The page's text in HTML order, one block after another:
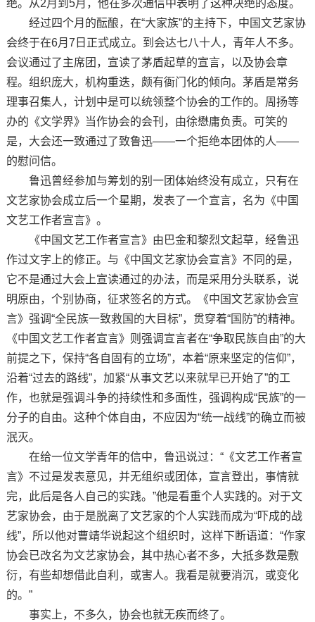
绝。从2月到5月，他在多次通信中表明了这种决绝的态度。
经过四个月的酝酿，在“大家族”的主持下，中国文艺家协
会终于在6月7日正式成立。到会达七八十人，青年人不多。
会议通过了主席团，宣读了茅盾起草的宣言，以及协会章
程。组织庞大，机构重迭，颇有衙门化的倾向。茅盾是常务
理事召集人，计划中是可以统领整个协会的工作的。周扬等
办的《文学界》当作协会的会刊，由徐懋庸负责。可笑的
是，大会还一致通过了致鲁迅——一个拒绝本团体的人——
的慰问信。
鲁迅曾经参加与筹划的别一团体始终没有成立，只有在
文艺家协会成立后一个星期，发表了一个宣言，名为《中国
文艺工作者宣言》。
《中国文艺工作者宣言》由巴金和黎烈文起草，经鲁迅
作过文字上的修正。与《中国文艺家协会宣言》不同的是，
它不是通过大会上宣读通过的办法，而是采用分头联系，说
明原由，个别协商，征求签名的方式。《中国文艺家协会宣
言》强调“全民族一致救国的大目标”，贯穿着“国防”的精神。
《中国文艺工作者宣言》则强调宣言者在“争取民族自由”的大
前提之下，保持“各自固有的立场”，本着“原来坚定的信仰”，
沿着“过去的路线”，加紧“从事文艺以来就早已开始了”的工
作，也就是强调斗争的持续性和多面性，强调构成“民族”的一
分子的自由。这种个体自由，不应因为“统一战线”的确立而被
泯灭。
在给一位文学青年的信中，鲁迅说过：“《文艺工作者宣
言》不过是发表意见，并无组织或团体，宣言登出，事情就
完，此后是各人自己的实践。”他是看重个人实践的。对于文
艺家协会，由于是脱离了文艺家的个人实践而成为“吓成的战
线”，所以他对曹靖华说起这个组织时，这样下断语道：“作家
协会已改名为文艺家协会，其中热心者不多，大抵多数是敷
衍，有些却想借此自利，或害人。我看是就要消沉，或变化
的。”
事实上，不多久，协会也就无疾而终了。